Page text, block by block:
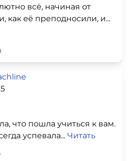
всё, начиная от
как её преподносили, и...
5
что пошла учиться к вам.
успевала... Читать